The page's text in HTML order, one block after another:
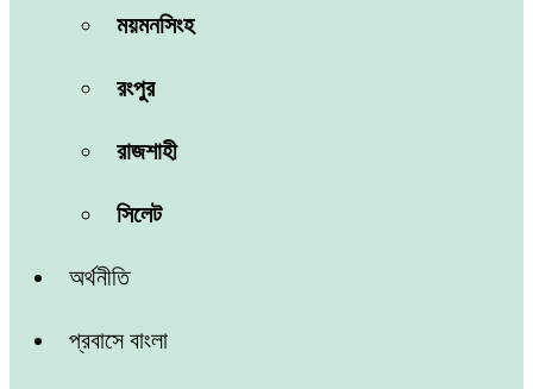
ময়মনসিংহ
রংপুর
রাজশাহী
সিলেট
অর্থনীতি
প্রবাসে বাংলা